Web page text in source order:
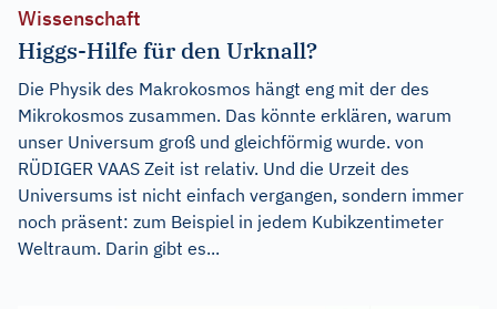
Wissenschaft
Higgs-Hilfe für den Urknall?
Die Physik des Makrokosmos hängt eng mit der des
Mikrokosmos zusammen. Das könnte erklären, warum
unser Universum groß und gleichförmig wurde. von
RÜDIGER VAAS Zeit ist relativ. Und die Urzeit des
Universums ist nicht einfach vergangen, sondern immer
noch präsent: zum Beispiel in jedem Kubikzentimeter
Weltraum. Darin gibt es...